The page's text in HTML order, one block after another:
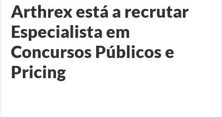
Arthrex está a recrutar
Especialista em
Concursos Públicos e
Pricing